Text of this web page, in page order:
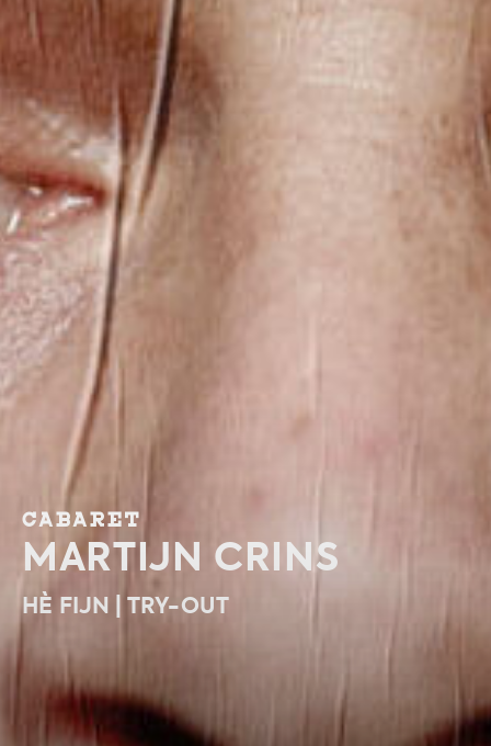
CABARET
MARTIJN CRINS
HÈ FIJN | TRY-OUT